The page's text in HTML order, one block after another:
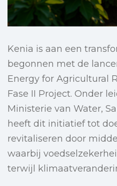
Kenia is aan een
begonnen met de
Energy for Agricultural
Fase II Project. Onder
Ministerie van Water,
heeft dit initiatief tot
revitaliseren door
waarbij
terwijl